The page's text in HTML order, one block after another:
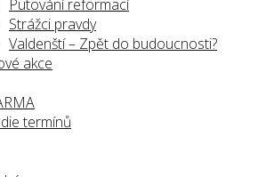
Putování reformací
Strážci pravdy
Valdenští – Zpět do budoucnosti?
akce
termínů